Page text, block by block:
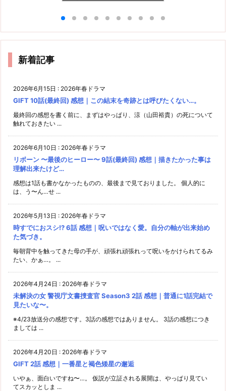
新着記事
2026年6月15日 : 2026年春ドラマ
GIFT 10話(最終回) 感想｜この結末を奇跡とは呼びたくない…。
最終回の感想を書く前に、まずはやっぱり、涼（山田裕貴）の死について
触れておきたい ...
2026年6月10日 : 2026年春ドラマ
リボーン 〜最後のヒーロー〜 9話(最終回) 感想｜描きたかった事は
理解出来たけど…
感想は1話も書かなかったものの、最後まで見ておりました。 個人的に
は、う〜ん…せ ...
2026年5月13日 : 2026年春ドラマ
時すでにおスシ!? 6話 感想｜呪いではなく愛。自分の軸が出来始め
た気づき。
毎朝背中を触ってきた母の手が、頑張れ頑張れって呪いをかけられてるみ
たい、かぁ…。 ...
2026年4月24日 : 2026年春ドラマ
未解決の女 警視庁文書捜査官 Season3 2話 感想｜普通に1話完結で
見たいな〜。
※4/23放送分の感想です。3話の感想ではありません。 3話の感想につき
ましては ...
2026年4月20日 : 2026年春ドラマ
GIFT 2話 感想｜一番星と褐色矮星の邂逅
いやぁ、面白いですね〜…。 仮説が立証される展開は、やっぱり見てい
てスカッとしま ...